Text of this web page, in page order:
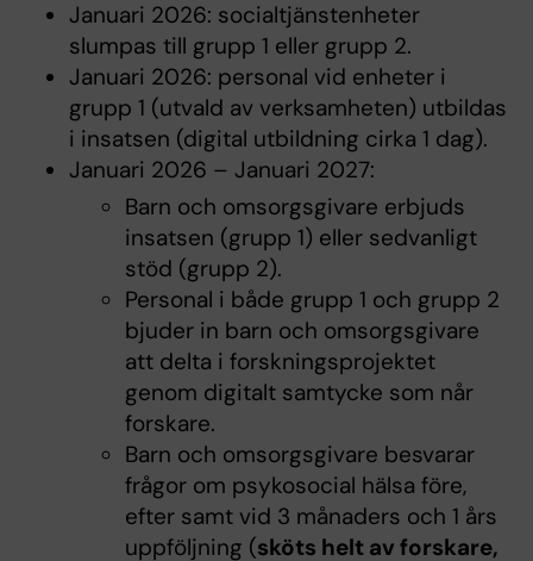
Januari 2026: socialtjänstenheter
slumpas till grupp 1 eller grupp 2.
Januari 2026: personal vid enheter i
grupp 1 (utvald av verksamheten) utbildas
i insatsen (digital utbildning cirka 1 dag).
Januari 2026 – Januari 2027:
Barn och omsorgsgivare erbjuds
insatsen (grupp 1) eller sedvanligt
stöd (grupp 2).
Personal i både grupp 1 och grupp 2
bjuder in barn och omsorgsgivare
att delta i forskningsprojektet
genom digitalt samtycke som når
forskare.
Barn och omsorgsgivare besvarar
frågor om psykosocial hälsa före,
efter samt vid 3 månaders och 1 års
uppföljning (sköts helt av forskare,